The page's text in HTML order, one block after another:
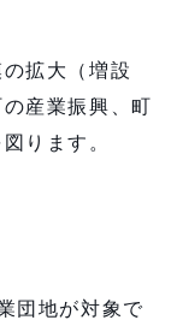
拡大（増設
産業振興、町
ります。
団地が対象で